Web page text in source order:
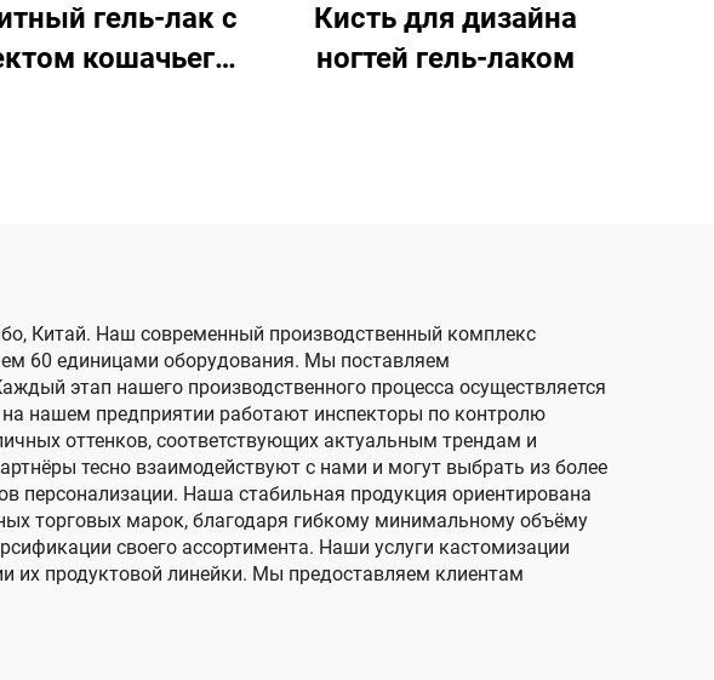
гель-лак с
кошачьего
Кисть для дизайна
ногтей гель-лаком
Китай. Наш современный производственный комплекс
60 единицами оборудования. Мы поставляем
этап нашего производственного процесса осуществляется
нашем предприятии работают инспекторы по контролю
оттенков, соответствующих актуальным трендам и
тесно взаимодействуют с нами и могут выбрать из более
персонализации. Наша стабильная продукция ориентирована
торговых марок, благодаря гибкому минимальному объёму
своего ассортимента. Наши услуги кастомизации
продуктовой линейки. Мы предоставляем клиентам